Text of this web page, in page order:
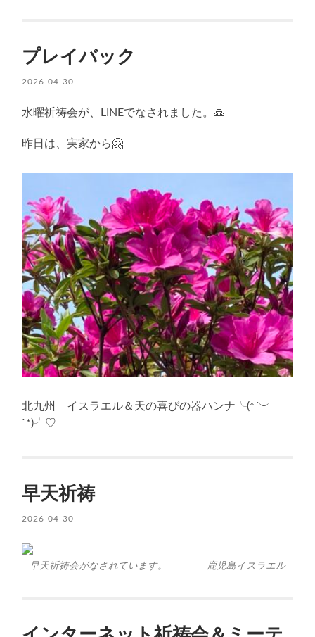
プレイバック
2026-04-30
水曜祈祷会が、LINEでなされました。🙏
昨日は、実家から🤗
北九州 イスラエル＆天の喜びの器ハンナ╰(*´︶
`*)╯♡
早天祈祷
2026-04-30
早天祈祷会がなされています。 鹿児島イスラエル